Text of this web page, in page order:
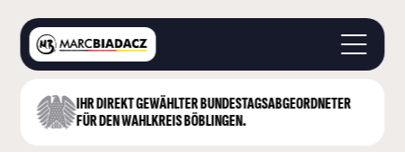
IHR DIREKT GEWÄHLTER BUNDESTAGS­ABGEORDNETER
FÜR DEN WAHLKREIS BÖBLINGEN.
STARTSEITE